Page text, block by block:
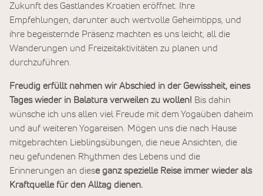
Zukunft des Gastlandes Kroatien eröffnet. Ihre
Empfehlungen, darunter auch wertvolle Geheimtipps, und
ihre begeisternde Präsenz machten es uns leicht, all die
Wanderungen und Freizeitaktivitäten zu planen und
durchzuführen.
Freudig erfüllt nahmen wir Abschied in der Gewissheit, eines
Tages wieder in Balatura verweilen zu wollen! Bis dahin
wünsche ich uns allen viel Freude mit dem Yogaüben daheim
und auf weiteren Yogareisen. Mögen uns die nach Hause
mitgebrachten Lieblingsübungen, die neue Ansichten, die
neu gefundenen Rhythmen des Lebens und die
Erinnerungen an diese ganz spezielle Reise immer wieder als
Kraftquelle für den Alltag dienen.